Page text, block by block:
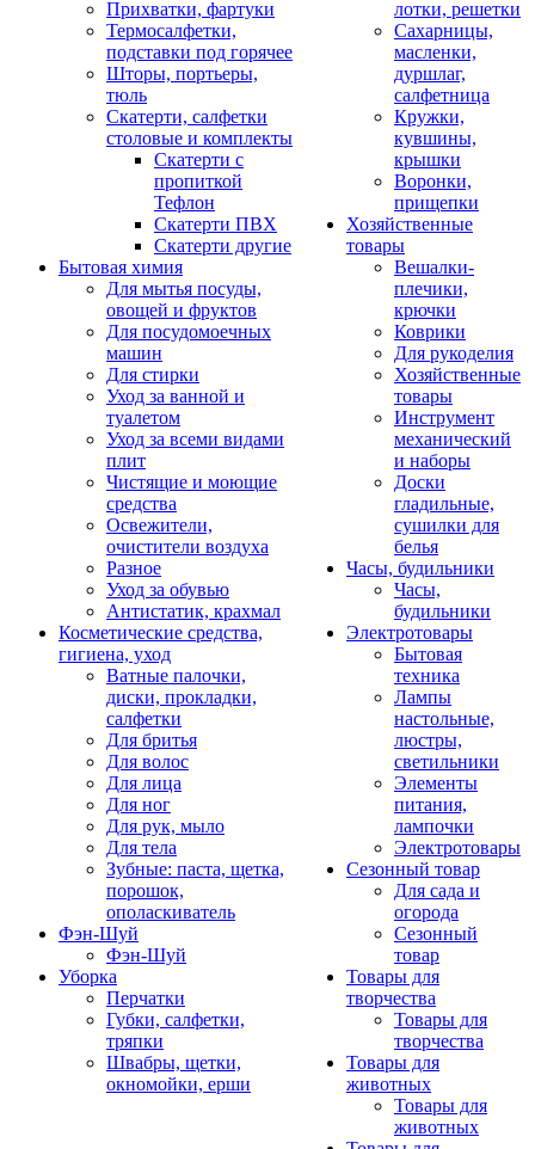
Прихватки, фартуки
Термосалфетки,
подставки под горячее
Шторы, портьеры,
тюль
Скатерти, салфетки
столовые и комплекты
Скатерти с
пропиткой
Тефлон
Скатерти ПВХ
Скатерти другие
Бытовая химия
Для мытья посуды,
овощей и фруктов
Для посудомоечных
машин
Для стирки
Уход за ванной и
туалетом
Уход за всеми видами
плит
Чистящие и моющие
средства
Освежители,
очистители воздуха
Разное
Уход за обувью
Антистатик, крахмал
Косметические средства,
гигиена, уход
Ватные палочки,
диски, прокладки,
салфетки
Для бритья
Для волос
Для лица
Для ног
Для рук, мыло
Для тела
Зубные: паста, щетка,
порошок,
ополаскиватель
Фэн-Шуй
Фэн-Шуй
Уборка
Перчатки
Губки, салфетки,
тряпки
Швабры, щетки,
окномойки, ерши
лотки, решетки
Сахарницы,
масленки,
дуршлаг,
салфетница
Кружки,
кувшины,
крышки
Воронки,
прищепки
Хозяйственные
товары
Вешалки-
плечики,
крючки
Коврики
Для рукоделия
Хозяйственные
товары
Инструмент
механический
и наборы
Доски
гладильные,
сушилки для
белья
Часы, будильники
Часы,
будильники
Электротовары
Бытовая
техника
Лампы
настольные,
люстры,
светильники
Элементы
питания,
лампочки
Электротовары
Сезонный товар
Для сада и
огорода
Сезонный
товар
Товары для
творчества
Товары для
творчества
Товары для
животных
Товары для
животных